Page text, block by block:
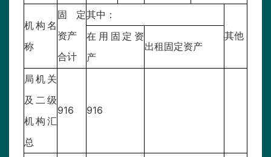
机构名
称
固定
资产
合计
其中：
其他
在用固定资
产
出租固定资产
局机关
及二级
机构汇
总
916 916